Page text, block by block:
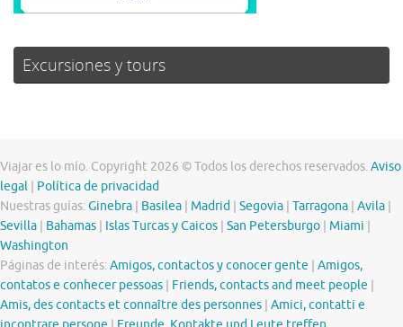
Excursiones y tours
Viajar es lo mío. Copyright 2026 © Todos los derechos reservados.Aviso
legal
Política de privacidad
Nuestras guías:Ginebra Basilea Madrid Segovia Tarragona Avila
Sevilla
Bahamas Islas Turcas y Caicos San Petersburgo Miami
Washington
Páginas de interés:Amigos, contactos y conocer gente
Amigos,
contatos e conhecer pessoas
Friends, contacts and meet people
Amis, des contacts et connaître des personnes Amici, contatti e